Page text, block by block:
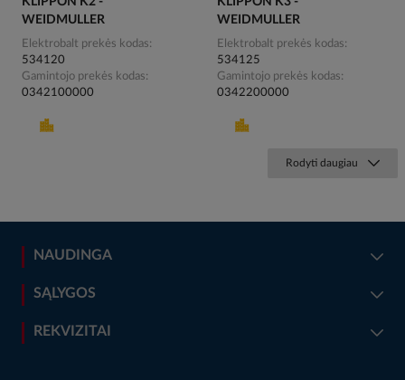
WEIDMULLER
Elektrobalt prekės kodas
534120
Gamintojo prekės kodas
0342100000
WEIDMULLER
Elektrobalt prekės kodas
534125
Gamintojo prekės kodas
0342200000
Rodyti daugiau
NAUDINGA
SĄLYGOS
REKVIZITAI